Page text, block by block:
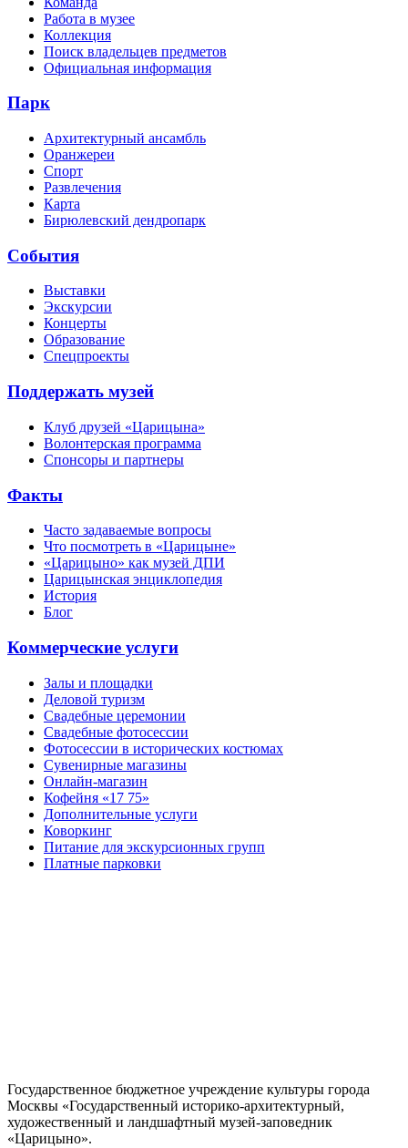
Работа в музее
Коллекция
Поиск владельцев предметов
Официальная информация
Парк
Архитектурный ансамбль
Оранжереи
Спорт
Развлечения
Карта
Бирюлевский дендропарк
События
Выставки
Экскурсии
Концерты
Образование
Спецпроекты
Поддержать музей
Клуб друзей «Царицына»
Волонтерская программа
Спонсоры и партнеры
Факты
Часто задаваемые вопросы
Что посмотреть в «Царицыне»
«Царицыно» как музей ДПИ
Царицынская энциклопедия
История
Блог
Коммерческие услуги
Залы и площадки
Деловой туризм
Свадебные церемонии
Свадебные фотосессии
Фотосессии в исторических костюмах
Сувенирные магазины
Онлайн-магазин
Кофейня «17 75»
Дополнительные услуги
Коворкинг
Питание для экскурсионных групп
Платные парковки
Государственное бюджетное учреждение культуры города
Москвы «Государственный историко-архитектурный,
художественный и ландшафтный музей-заповедник
«Царицыно».